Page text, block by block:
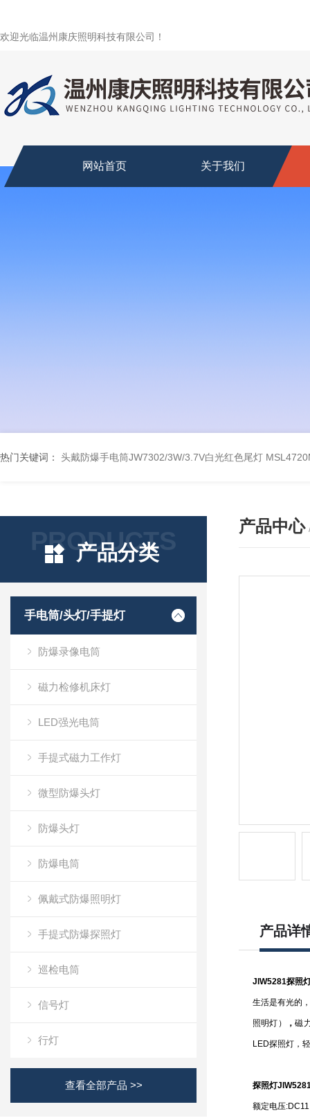
欢迎光临温州康庆照明科技有限公司！
网站首页 关于我们
热门关键词： 头戴防爆手电筒JW7302/3W/3.7V白光红色尾灯
PRODUCTS
产品分类
手电筒/头灯/手提灯
防爆录像电筒
磁力检修机床灯
LED强光电筒
手提式磁力工作灯
微型防爆头灯
防爆头灯
防爆电筒
佩戴式防爆照明灯
手提式防爆探照灯
巡检电筒
信号灯
行灯
查看全部产品 >>
产品中心
产品详
JIW5281探照
生活是有光的
照明灯） ，磁
LED探照灯，
探照灯
额定电压